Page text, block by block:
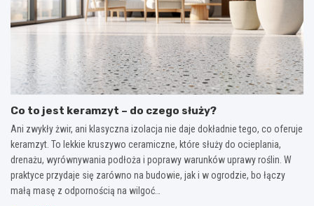
Co to jest keramzyt – do czego służy?
Ani zwykły żwir, ani klasyczna izolacja nie daje dokładnie tego, co oferuje
keramzyt. To lekkie kruszywo ceramiczne, które służy do ocieplania,
drenażu, wyrównywania podłoża i poprawy warunków uprawy roślin. W
praktyce przydaje się zarówno na budowie, jak i w ogrodzie, bo łączy
małą masę z odpornością na wilgoć…